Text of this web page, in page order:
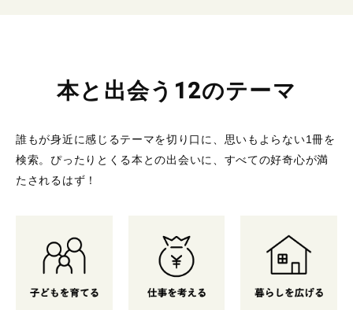
本と出会う12のテーマ
誰もが身近に感じるテーマを切り口に、思いもよらない1冊を
検索。 ぴったりとくる本との出会いに、すべての好奇心が満
たされるはず！